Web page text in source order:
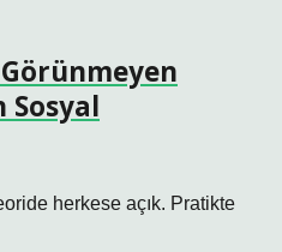
Sosyal
herkese açık. Pratikte